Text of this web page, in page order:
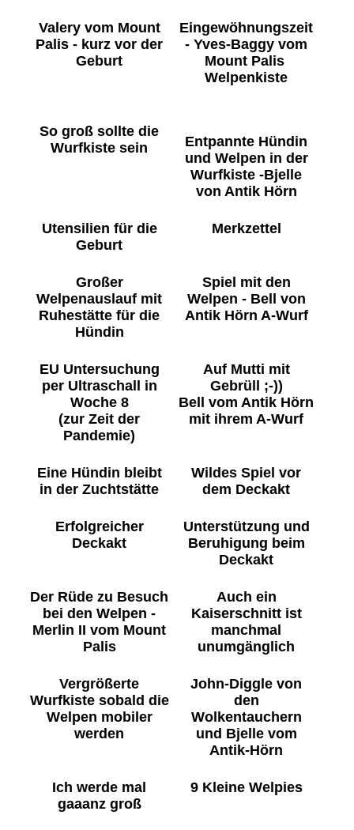
Valery vom Mount
Palis - kurz vor der
Geburt
Eingewöhnungszeit
- Yves-Baggy vom
Mount Palis
Welpenkiste
So groß sollte die
Wurfkiste sein
Entpannte Hündin
und Welpen in der
Wurfkiste -Bjelle
von Antik Hörn
Utensilien für die
Geburt
Merkzettel
Großer
Welpenauslauf mit
Ruhestätte für die
Hündin
Spiel mit den
Welpen - Bell von
Antik Hörn A-Wurf
EU Untersuchung
per Ultraschall in
Woche 8
(zur Zeit der
Pandemie)
Auf Mutti mit
Gebrüll ;-))
Bell vom Antik Hörn
mit ihrem A-Wurf
Eine Hündin bleibt
in der Zuchtstätte
Wildes Spiel vor
dem Deckakt
Erfolgreicher
Deckakt
Unterstützung und
Beruhigung beim
Deckakt
Der Rüde zu Besuch
bei den Welpen -
Merlin II vom Mount
Palis
Auch ein
Kaiserschnitt ist
manchmal
unumgänglich
Vergrößerte
Wurfkiste sobald die
Welpen mobiler
werden
John-Diggle von
den
Wolkentauchern
und Bjelle vom
Antik-Hörn
Ich werde mal
gaaanz groß
9 Kleine Welpies